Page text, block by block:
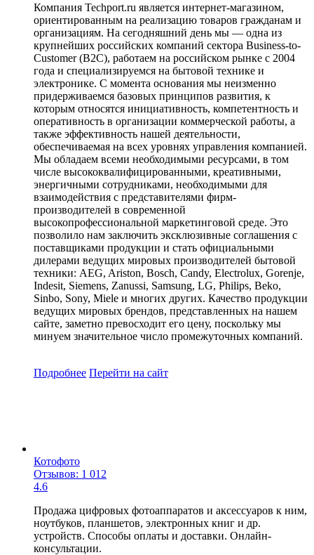
Компания Techport.ru является интернет-магазином,
ориентированным на реализацию товаров гражданам и
организациям. На сегодняшний день мы — одна из
крупнейших российских компаний сектора Business-to-
Customer (B2C), работаем на российском рынке с 2004
года и специализируемся на бытовой технике и
электронике. С момента основания мы неизменно
придерживаемся базовых принципов развития, к
которым относятся инициативность, компетентность и
оперативность в организации коммерческой работы, а
также эффективность нашей деятельности,
обеспечиваемая на всех уровнях управления компанией.
Мы обладаем всеми необходимыми ресурсами, в том
числе высококвалифицированными, креативными,
энергичными сотрудниками, необходимыми для
взаимодействия с представителями фирм-
производителей в современной
высокопрофессиональной маркетинговой среде. Это
позволило нам заключить эксклюзивные соглашения с
поставщиками продукции и стать официальными
дилерами ведущих мировых производителей бытовой
техники: AEG, Ariston, Bosch, Candy, Electrolux, Gorenje,
Indesit, Siemens, Zanussi, Samsung, LG, Philips, Beko,
Sinbo, Sony, Miele и многих других. Качество продукции
ведущих мировых брендов, представленных на нашем
сайте, заметно превосходит его цену, поскольку мы
минуем значительное число промежуточных компаний.
Подробнее Перейти на сайт
Котофото
Отзывов: 1 012
4.6
Продажа цифровых фотоаппаратов и аксессуаров к ним,
ноутбуков, планшетов, электронных книг и др.
устройств. Способы оплаты и доставки. Онлайн-
консультации.